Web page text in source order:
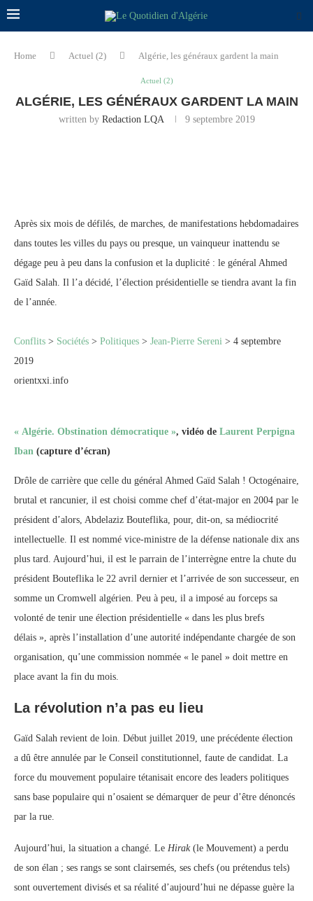
Home Actuel (2) Algérie, les généraux gardent la main
Actuel (2)
ALGÉRIE, LES GÉNÉRAUX GARDENT LA MAIN
written by Redaction LQA 9 septembre 2019
Après six mois de défilés, de marches, de manifestations hebdomadaires
dans toutes les villes du pays ou presque, un vainqueur inattendu se
dégage peu à peu dans la confusion et la duplicité : le général Ahmed
Gaïd Salah. Il l’a décidé, l’élection présidentielle se tiendra avant la fin
de l’année.
Conflits > Sociétés > Politiques > Jean-Pierre Sereni > 4 septembre
2019
orientxxi.info
« Algérie. Obstination démocratique », vidéo de Laurent Perpigna
Iban (capture d’écran)
Drôle de carrière que celle du général Ahmed Gaïd Salah ! Octogénaire,
brutal et rancunier, il est choisi comme chef d’état-major en 2004 par le
président d’alors, Abdelaziz Bouteflika, pour, dit-on, sa médiocrité
intellectuelle. Il est nommé vice-ministre de la défense nationale dix ans
plus tard. Aujourd’hui, il est le parrain de l’interrègne entre la chute du
président Bouteflika le 22 avril dernier et l’arrivée de son successeur, en
somme un Cromwell algérien. Peu à peu, il a imposé au forceps sa
volonté de tenir une élection présidentielle « dans les plus brefs
délais », après l’installation d’une autorité indépendante chargée de son
organisation, qu’une commission nommée « le panel » doit mettre en
place avant la fin du mois.
La révolution n’a pas eu lieu
Gaïd Salah revient de loin. Début juillet 2019, une précédente élection
a dû être annulée par le Conseil constitutionnel, faute de candidat. La
force du mouvement populaire tétanisait encore des leaders politiques
sans base populaire qui n’osaient se démarquer de peur d’être dénoncés
par la rue.
Aujourd’hui, la situation a changé. Le Hirak(le Mouvement) a perdu
de son élan ; ses rangs se sont clairsemés, ses chefs (ou prétendus tels)
sont ouvertement divisés et sa réalité d’aujourd’hui ne dépasse guère la